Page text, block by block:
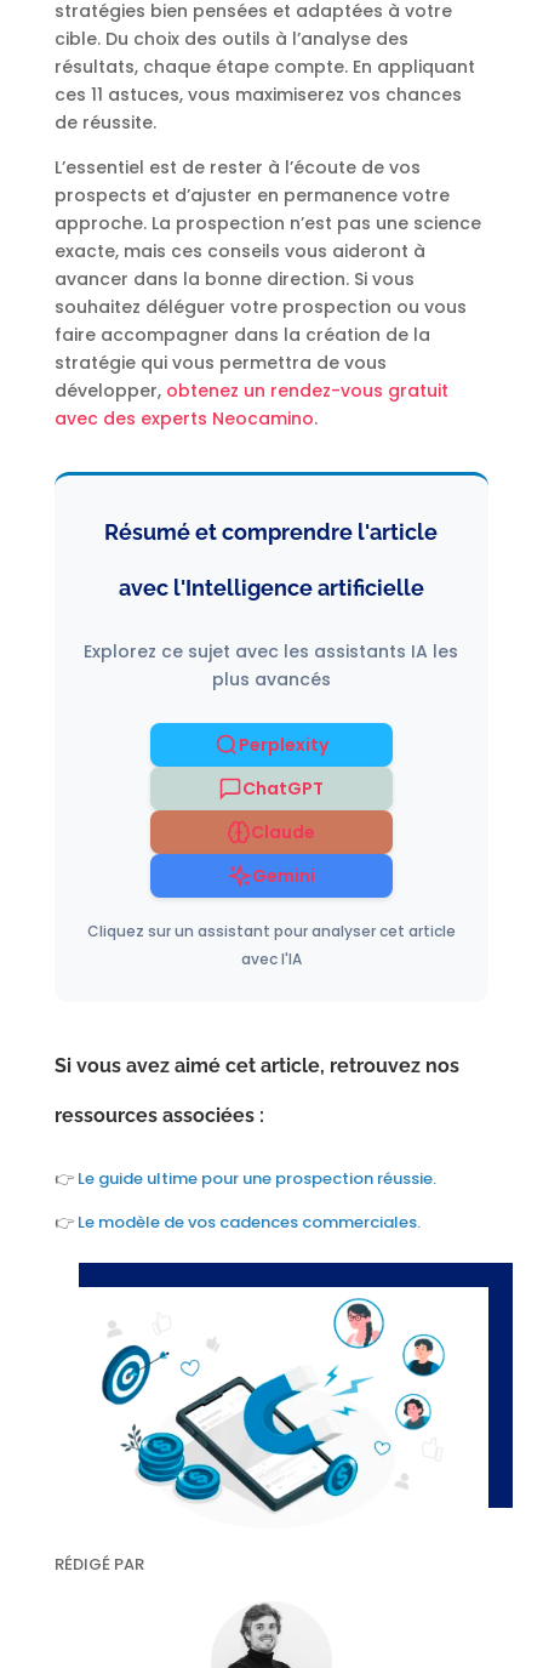
stratégies bien pensées et adaptées à votre
cible. Du choix des outils à l’analyse des
résultats, chaque étape compte. En appliquant
ces 11 astuces, vous maximiserez vos chances
de réussite.
L’essentiel est de rester à l’écoute de vos
prospects et d’ajuster en permanence votre
approche. La prospection n’est pas une science
exacte, mais ces conseils vous aideront à
avancer dans la bonne direction. Si vous
souhaitez déléguer votre prospection ou vous
faire accompagner dans la création de la
stratégie qui vous permettra de vous
développer, obtenez un rendez-vous gratuit
avec des experts Neocamino.
Résumé et comprendre l'article
avec l'Intelligence artificielle
Explorez ce sujet avec les assistants IA les
plus avancés
Perplexity
ChatGPT
Claude
Gemini
Cliquez sur un assistant pour analyser cet article
avec l'IA
Si vous avez aimé cet article, retrouvez nos
ressources associées :
👉 Le guide ultime pour une prospection réussie.
👉 Le modèle de vos cadences commerciales.
RÉDIGÉ PAR